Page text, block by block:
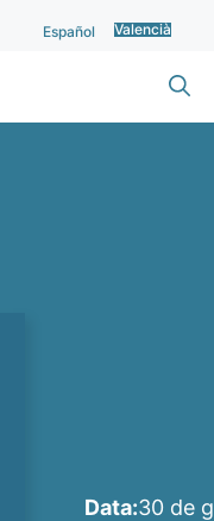
Español Valencià
Data:30 de